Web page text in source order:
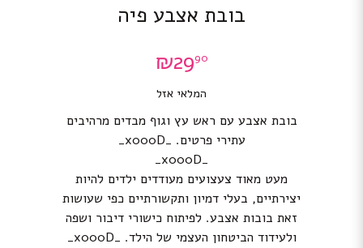
בובת אצבע פיה
₪2990
המלאי אזל
בובת אצבע עם ראש עץ וגוף מבדים מרהיבים
עתירי פרטים. _x000D_
_x000D_
מעט מאוד צעצועים מעודדים ילדים להיות
יצירתיים, בעלי דמיון ותקשורתיים כפי שעושות
זאת בובות אצבע. לפיתוח כישורי דיבור ושפה
ולעידוד הביטחון העצמי של הילד. _x000D_